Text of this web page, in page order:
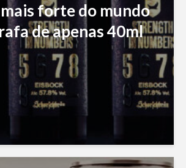
forte do mundo
de apenas 40ml